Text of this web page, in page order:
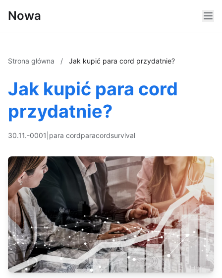
Nowa
Strona główna / Jak kupić para cord przydatnie?
Jak kupić para cord
przydatnie?
30.11.-0001 para cordparacordsurvival